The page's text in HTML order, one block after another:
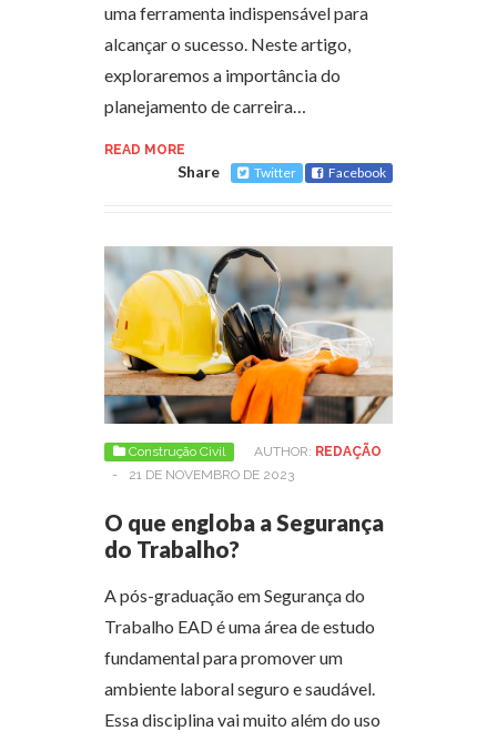
uma ferramenta indispensável para
alcançar o sucesso. Neste artigo,
exploraremos a importância do
planejamento de carreira…
READ MORE
Share Twitter Facebook
Construção Civil AUTHOR: REDAÇÃO
-
21 DE NOVEMBRO DE 2023
O que engloba a Segurança
do Trabalho?
A pós-graduação em Segurança do
Trabalho EAD é uma área de estudo
fundamental para promover um
ambiente laboral seguro e saudável.
Essa disciplina vai muito além do uso